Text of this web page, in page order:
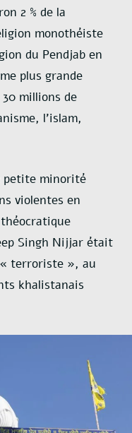
2 % de la
monothéiste
du Pendjab en
plus grande
millions de
l’islam,
petite minorité
violentes en
Singh Nijjar était
« terroriste », au
khalistanais